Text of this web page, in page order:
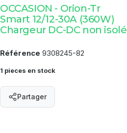
OCCASION - Orion-Tr
Smart 12/12-30A (360W)
Chargeur DC-DC non isolé
Référence 9308245-82
1 pieces en stock
Partager